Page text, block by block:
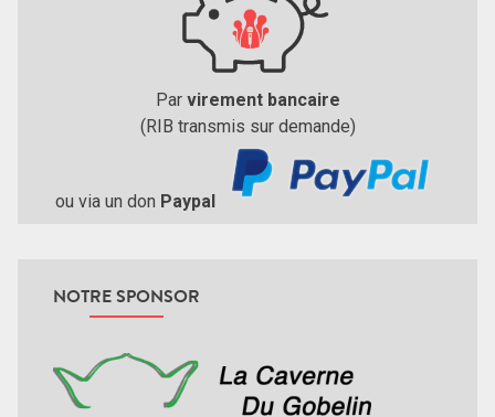
Par virement bancaire
(RIB transmis sur demande)
ou via un don Paypal
NOTRE SPONSOR